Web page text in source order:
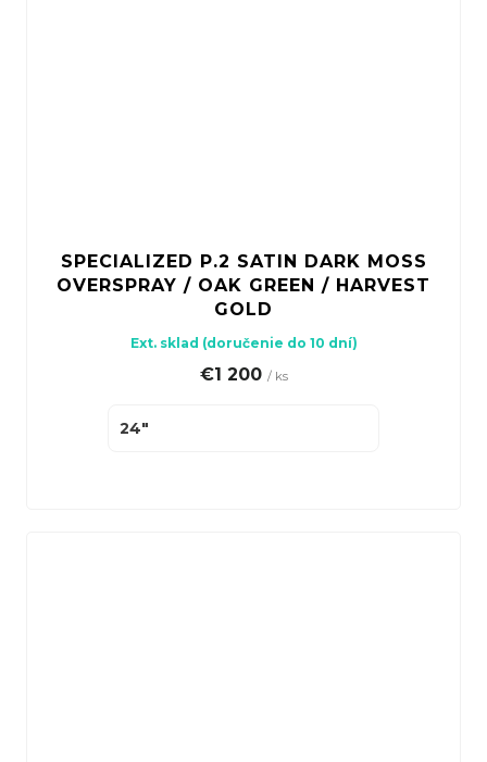
SPECIALIZED P.2 SATIN DARK MOSS
OVERSPRAY / OAK GREEN / HARVEST
GOLD
Ext. sklad (doručenie do 10 dní)
€1 200 / ks
24"